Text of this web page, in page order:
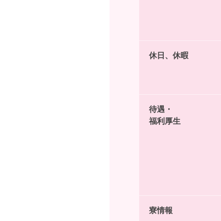
休日、休暇
待遇・
福利厚生
寮情報